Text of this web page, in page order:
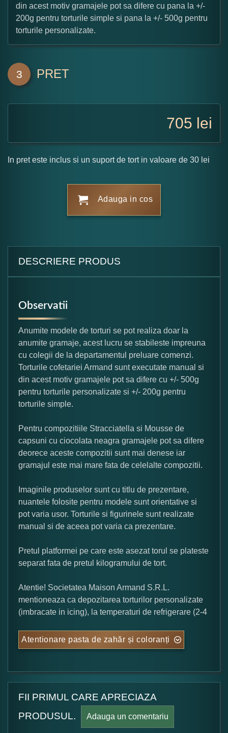
din acest motiv gramajele pot sa difere cu pana la +/-
200g pentru torturile simple si pana la +/- 500g pentru
torturile personalizate.
3 PRET
705 lei
In pret este inclus si un suport de tort in valoare de 30 lei
Adauga in cos
DESCRIERE PRODUS
Observatii
Anumite modele de torturi se pot realiza doar la
anumite gramaje, acest lucru se stabileste impreuna
cu colegii de la departamentul preluare comenzi.
Torturile cofetariei Armand sunt executate manual si
din acest motiv gramajele pot sa difere cu +/- 500g
pentru torturile personalizate si +/- 200g pentru
torturile simple.
Pentru compozitiile Stracciatella si Mousse de
capsuni cu ciocolata neagra gramajele pot sa difere
deorece aceste compozitii sunt mai denese iar
gramajul este mai mare fata de celelalte compozitii.
Imaginile produselor sunt cu titlu de prezentare,
nuantele folosite pentru modele sunt orientative si
pot varia usor. Torturile si figurinele sunt realizate
manual si de aceea pot varia ca prezentare.
Pretul platformei pe care este asezat torul se plateste
separat fata de pretul kilogramului de tort.
Atentie! Societatea Maison Armand S.R.L.
mentioneaza ca depozitarea torturilor personalizate
(imbracate in icing), la temperaturi de refrigerare (2-4
Atentionare pasta de zahăr și coloranți
FII PRIMUL CARE APRECIAZA
PRODUSUL.
Adauga un comentariu